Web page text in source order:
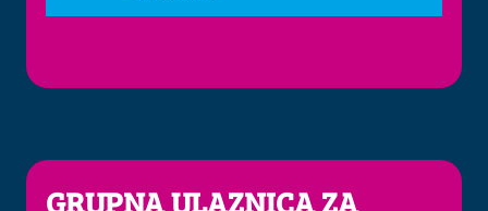
GRUPNA ULAZNICA ZA